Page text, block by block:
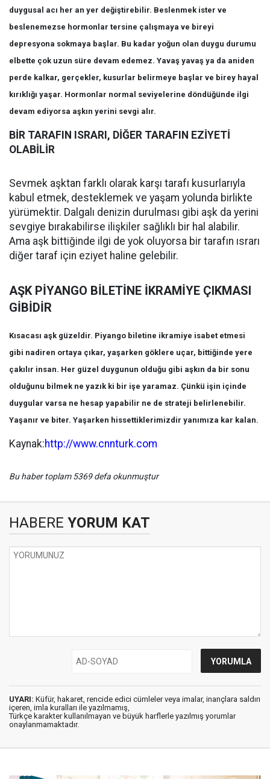
duygusal acı her an yer değiştirebilir. Beslenmek ister ve
beslenemezse hormonlar tersine çalışmaya ve bireyi
depresyona sokmaya başlar. Bu kadar yoğun olan duygu durumu
elbette çok uzun süre devam edemez. Yavaş yavaş ya da aniden
perde kalkar, gerçekler, kusurlar belirmeye başlar ve birey hayal
kırıklığı yaşar. Hormonlar normal seviyelerine döndüğünde ilgi
devam ediyorsa aşkın yerini sevgi alır.
BİR TARAFIN ISRARI, DİĞER TARAFIN EZİYETİ
OLABİLİR
Sevmek aşktan farklı olarak karşı tarafı kusurlarıyla
kabul etmek, desteklemek ve yaşam yolunda birlikte
yürümektir. Dalgalı denizin durulması gibi aşk da yerini
sevgiye bırakabilirse ilişkiler sağlıklı bir hal alabilir.
Ama aşk bittiğinde ilgi de yok oluyorsa bir tarafın ısrarı
diğer taraf için eziyet haline gelebilir.
AŞK PİYANGO BİLETİNE İKRAMİYE ÇIKMASI
GİBİDİR
Kısacası aşk güzeldir. Piyango biletine ikramiye isabet etmesi
gibi nadiren ortaya çıkar, yaşarken göklere uçar, bittiğinde yere
çakılır insan. Her güzel duygunun olduğu gibi aşkın da bir sonu
olduğunu bilmek ne yazık ki bir işe yaramaz. Çünkü işin içinde
duygular varsa ne hesap yapabilir ne de strateji belirlenebilir.
Yaşanır ve biter. Yaşarken hissettiklerimizdir yanımıza kar kalan.
Kaynak:http://www.cnnturk.com
Bu haber toplam 5369 defa okunmuştur
HABERE YORUM KAT
UYARI: Küfür, hakaret, rencide edici cümleler veya imalar, inançlara saldırı
içeren, imla kuralları ile yazılmamış,
Türkçe karakter kullanılmayan ve büyük harflerle yazılmış yorumlar
onaylanmamaktadır.